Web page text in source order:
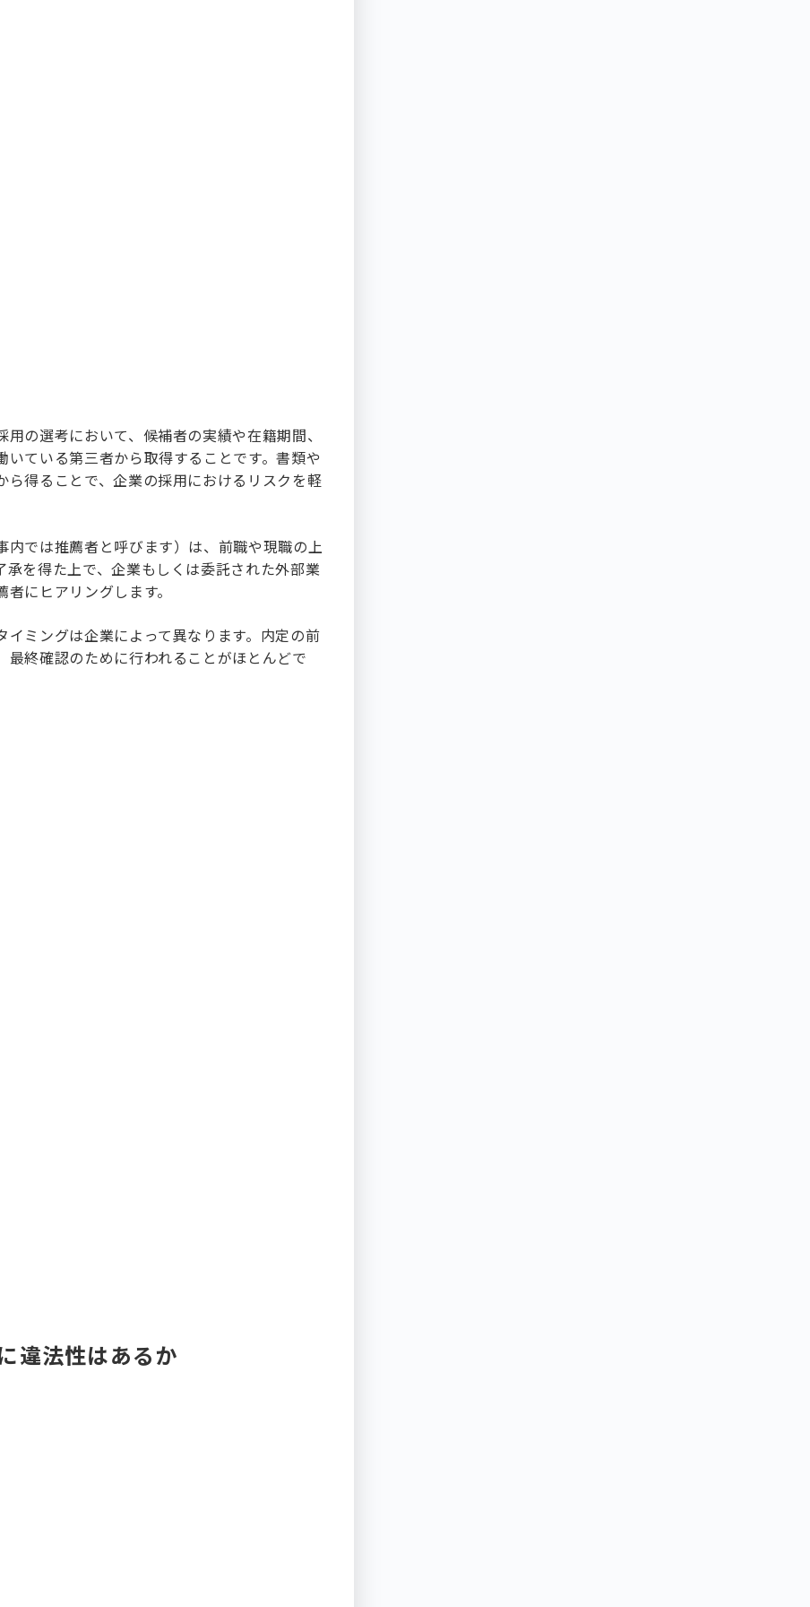
の選考において、候補者の実績や在籍期間、
ている第三者から取得することです。書類や
ら得ることで、企業の採用におけるリスクを軽
内では推薦者と呼びます）は、前職や現職の上
を得た上で、企業もしくは委託された外部業
にヒアリングします。
イミングは企業によって異なります。内定の前
終確認のために行われることがほとんどで
違法性はあるか